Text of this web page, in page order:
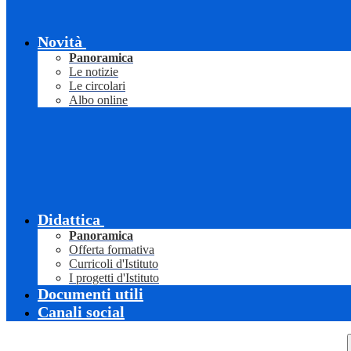
Novità
Panoramica
Le notizie
Le circolari
Albo online
Didattica
Panoramica
Offerta formativa
Curricoli d'Istituto
I progetti d'Istituto
Documenti utili
Canali social